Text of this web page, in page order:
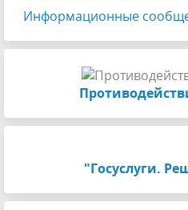
Информационные
"Госуслуги.